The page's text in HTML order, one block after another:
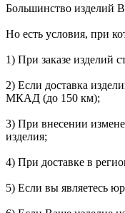
Большинство изделий
Но есть условия, при
1) При заказе изделий
2) Если доставка
МКАД (до 150 км);
3) При внесении
изделия;
4) При доставке в
5) Если вы являетесь